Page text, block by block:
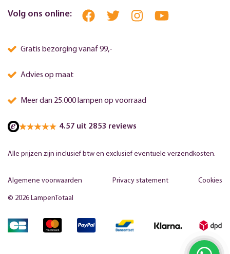
Volg ons online:
Gratis bezorging vanaf 99,-
Advies op maat
Meer dan 25.000 lampen op voorraad
4.57 uit 2853 reviews
Alle prijzen zijn inclusief btw en exclusief eventuele verzendkosten.
© 2026 LampenTotaal
Algemene voorwaarden Privacy statement Cookies